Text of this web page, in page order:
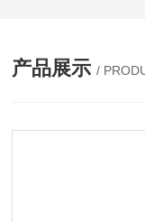
产品展示 /